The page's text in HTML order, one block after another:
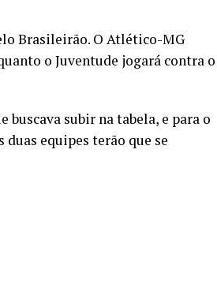
Brasileirão. O Atlético-MG
o Juventude jogará contra o
subir na tabela, e para o
equipes terão que se